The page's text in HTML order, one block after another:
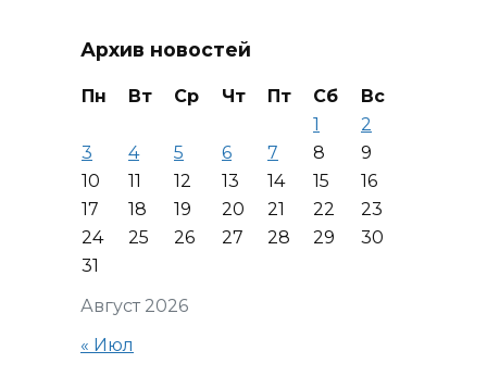
Архив новостей
Август 2026
Пн Вт Ср Чт Пт Сб
Вс
1
2
3
4 5 6 7 8
9
10
11 12 13 14 15
16
17
18 19 20 21 22
23
24
25 26 27 28 29
30
31
« Июл